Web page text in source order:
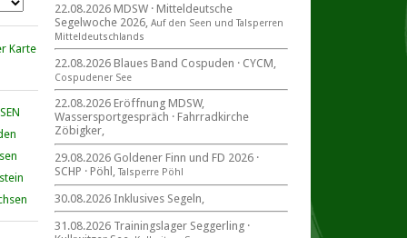
für alle Segler am See
Mitteldeutsche Segelwoche
22. – 30. August 2026 in Sachsen ·
Thüringen · Sachsen Anhalt
Goldener Finn und FD 2026
29. – 30. August 2026
beim SCHP auf der Talsperre Pöhl
22.08.2026 MDSW · Mitteldeutsche
Segelwoche 2026, Auf den Seen und Tal­sperren
Mittel­deut­sch­lands
22.08.2026 Blaues Band Cospuden · CYCM,
Cospudener See
22.08.2026 Eröffnung MDSW,
Wassersportgespräch · Fahrradkirche
Zöbigker,
29.08.2026 Goldener Finn und FD 2026 ·
SCHP · Pöhl, Talsperre Pöhl
30.08.2026 Inklusives Segeln,
31.08.2026 Trainingslager Seggerling ·